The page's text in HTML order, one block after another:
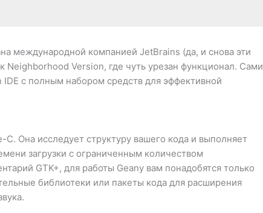
международной компанией JetBrains (да, и снова эти
Neighborhood Version, где чуть урезан функционал. Сами
IDE с полным набором средств для эффективной
Она исследует структуру вашего кода и выполняет
загрузки с ограниченным количеством
GTK+, для работы Geany вам понадобятся только
библиотеки или пакеты кода для расширения